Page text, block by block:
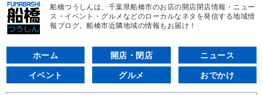
船橋つうしんは、千葉県船橋市のお店の開店閉店情報・ニュー
ス・イベント・グルメなどのローカルなネタを発信する地域情
報ブログ。船橋市近隣地域の情報もお届け！
ホーム 開店・閉店 ニュース
イベント グルメ おでかけ